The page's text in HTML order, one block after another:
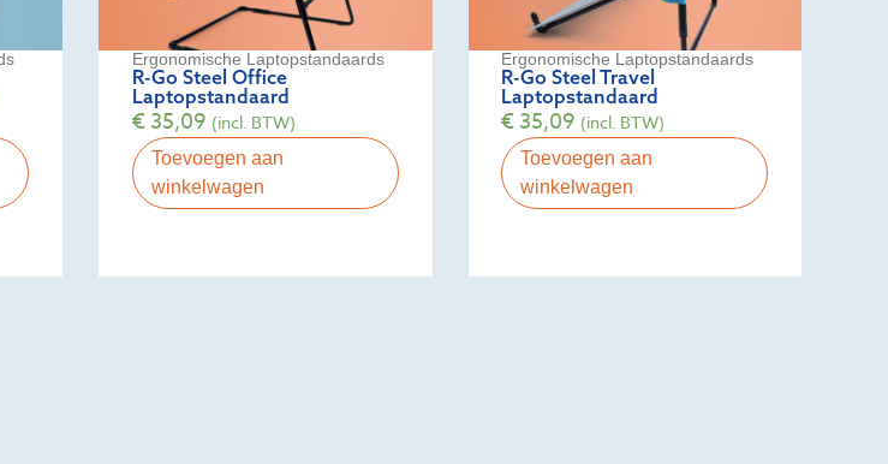
Ergonomische Laptopstandaards
R-Go Steel Office
Laptopstandaard
€35,09 (incl. BTW)
Toevoegen aan
winkelwagen
Ergonomische Laptopstandaards
R-Go Steel Travel
Laptopstandaard
€35,09 (incl. BTW)
Toevoegen aan
winkelwagen